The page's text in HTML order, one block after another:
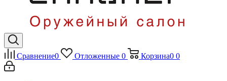
Сравнение0 Отложенные 0 Корзина0 0